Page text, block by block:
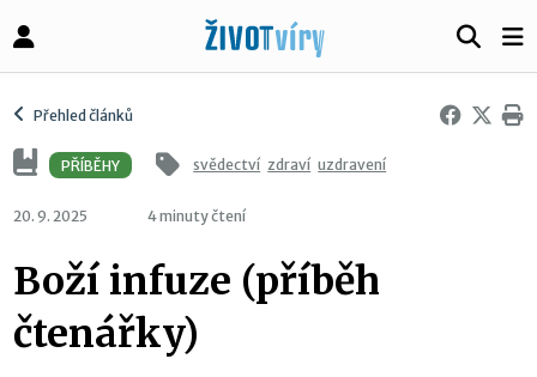
Přehled článků
PŘÍBĚHY svědectví zdraví uzdravení
20. 9. 2025 4 minuty čtení
Boží infuze (příběh
čtenářky)